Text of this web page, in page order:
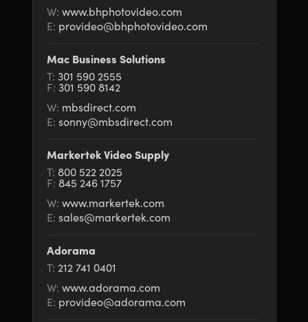
Konsollar
Japan
Netherlands
New Zealand
Norway
Poland
Portugal
South Africa
Japan
Netherlands
New Zealand
Norway
Poland
Portugal
South Africa
W: www.bhphotovideo.com
E: provideo@bhphotovideo.com
Mac Business Solutions
T: 301 590 2555
F: 301 590 8142
W: mbsdirect.com
E: sonny@mbsdirect.com
Markertek Video Supply
T: 800 522 2025
F: 845 246 1757
W: www.markertek.com
E: sales@markertek.com
Adorama
T: 212 741 0401
W: www.adorama.com
E: provideo@adorama.com